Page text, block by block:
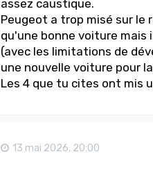
assez caustique.
Peugeot a trop misé sur
qu'une bonne voiture
(avec les limitations de
une nouvelle voiture pour
Les 4 que tu cites ont mis
13 mai 2026, 20:00